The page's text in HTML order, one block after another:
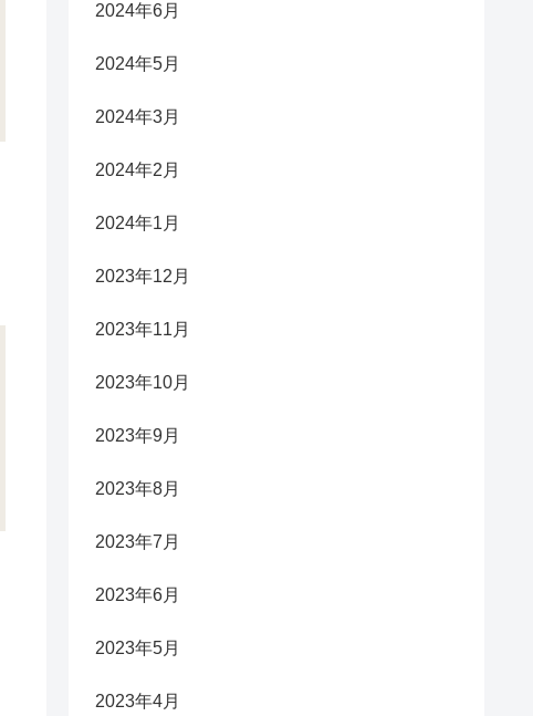
2024年6月
2024年5月
2024年3月
2024年2月
2024年1月
2023年12月
2023年11月
2023年10月
2023年9月
2023年8月
2023年7月
2023年6月
2023年5月
2023年4月